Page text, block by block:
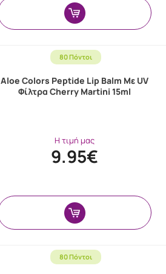
80 Πόντοι
Aloe Colors Peptide Lip Balm Με UV
Φίλτρα Cherry Martini 15ml
Η τιμή μας
9.95€
80 Πόντοι